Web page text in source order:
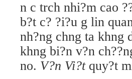
n c trch nhi?m cao
b?t c? ?i?u g lin
nh?ng chng ta khng
khng bi?n v?n
no. V?n Vi?tquy?t